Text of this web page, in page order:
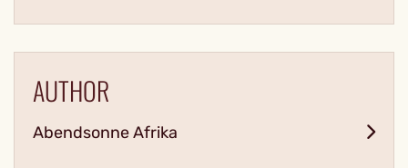
AUTHOR
Abendsonne Afrika